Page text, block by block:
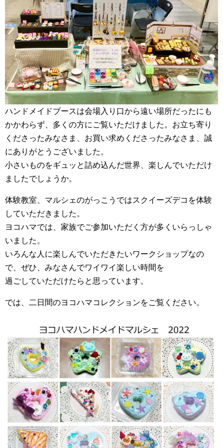
ハンドメイドブースは会場入り口から遠い場所だったにも
かかわらず、多くの方にご覧いただけました。お立ち寄り
くださったみなさま、お買い求めくださったみなさま、誠
にありがとうございました。
小さいものをギュッと詰め込んだ世界、楽しんでいただけ
ましたでしょうか。
体験教室、マルシェのがっこうではスクイーズデコを体験
していただきました。
ヨコハマでは、家族でご参加いただく方が多くいらっしゃ
いました。
いろんな人に楽しんでいただきたいワークショップなの
で、ぜひ、みなさんでワイワイ楽しい時間を
過ごしていただけたらと思っています。
では、二日間のヨコハマコレクションをご覧ください。